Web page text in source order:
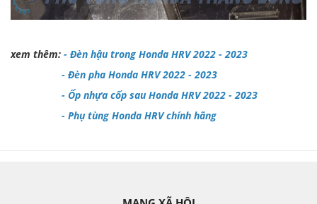
xem thêm: - Đèn hậu trong Honda HRV 2022 - 2023
- Đèn pha Honda HRV 2022 - 2023
- Ốp nhựa cốp sau Honda HRV 2022 - 2023
- Phụ tùng Honda HRV chính hãng